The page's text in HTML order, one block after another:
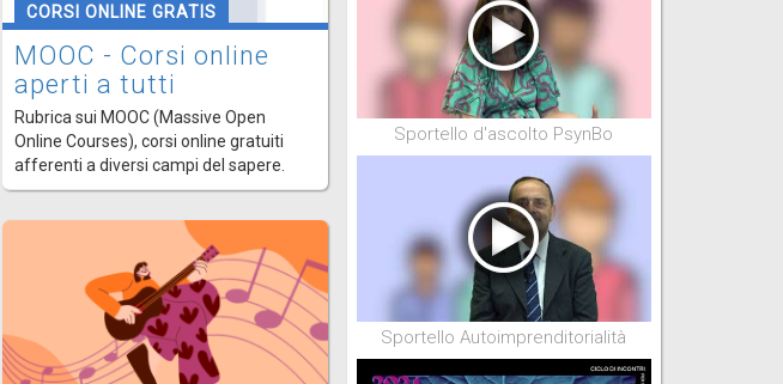
CORSI ONLINE GRATIS
MOOC - Corsi online
aperti a tutti
Rubrica sui MOOC (Massive Open
Online Courses), corsi online gratuiti
afferenti a diversi campi del sapere.
Sportello d'ascolto PsynBo
Sportello Autoimprenditorialità